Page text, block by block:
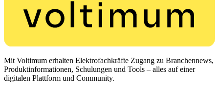
Mit Voltimum erhalten Elektrofachkräfte Zugang zu Branchennews,
Produktinformationen, Schulungen und Tools – alles auf einer
digitalen Plattform und Community.